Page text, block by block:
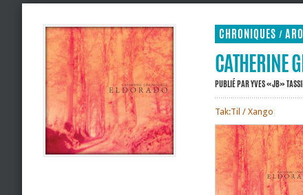
CHRONIQUES /
CATHERINE
PUBLIÉ PARYVES «JB»
Tak:Til / Xango